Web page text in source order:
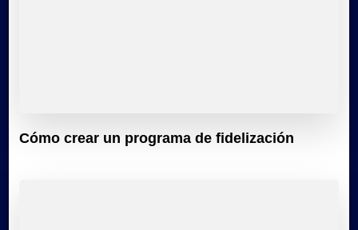
Cómo crear un programa de fidelización